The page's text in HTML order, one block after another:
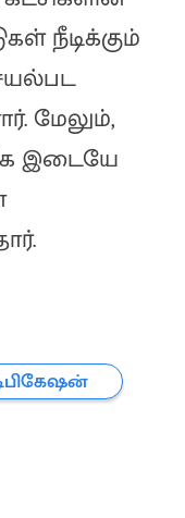
நீடிக்கும்
மேலும்,
இடையே